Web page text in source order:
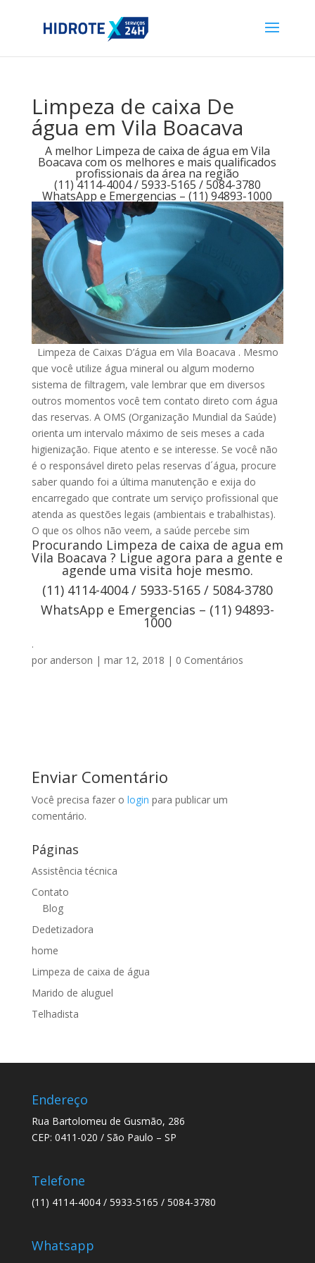
Limpeza de caixa De
água em Vila Boacava
A melhor Limpeza de caixa de água em Vila
Boacava com os melhores e mais qualificados
profissionais da área na região
(11) 4114-4004 / 5933-5165 / 5084-3780
WhatsApp e Emergencias – (11) 94893-1000
Limpeza de Caixas D’água em Vila Boacava . Mesmo
que você utilize água mineral ou algum moderno
sistema de filtragem, vale lembrar que em diversos
outros momentos você tem contato direto com água
das reservas. A OMS (Organização Mundial da Saúde)
orienta um intervalo máximo de seis meses a cada
higienização. Fique atento e se interesse. Se você não
é o responsável direto pelas reservas d´água, procure
saber quando foi a última manutenção e exija do
encarregado que contrate um serviço profissional que
atenda as questões legais (ambientais e trabalhistas).
O que os olhos não veem, a saúde percebe sim
Procurando Limpeza de caixa de agua em
Vila Boacava ? Ligue agora para a gente e
agende uma visita hoje mesmo.
(11) 4114-4004 / 5933-5165 / 5084-3780
WhatsApp e Emergencias – (11) 94893-
1000
.
por anderson | mar 12, 2018 | 0 Comentários
Enviar Comentário
Você precisa fazer o login para publicar um
comentário.
Páginas
Assistência técnica
Contato
Blog
Dedetizadora
home
Limpeza de caixa de água
Marido de aluguel
Telhadista
Endereço
Rua Bartolomeu de Gusmão, 286
CEP: 0411-020 / São Paulo – SP
Telefone
(11) 4114-4004 / 5933-5165 / 5084-3780
Whatsapp